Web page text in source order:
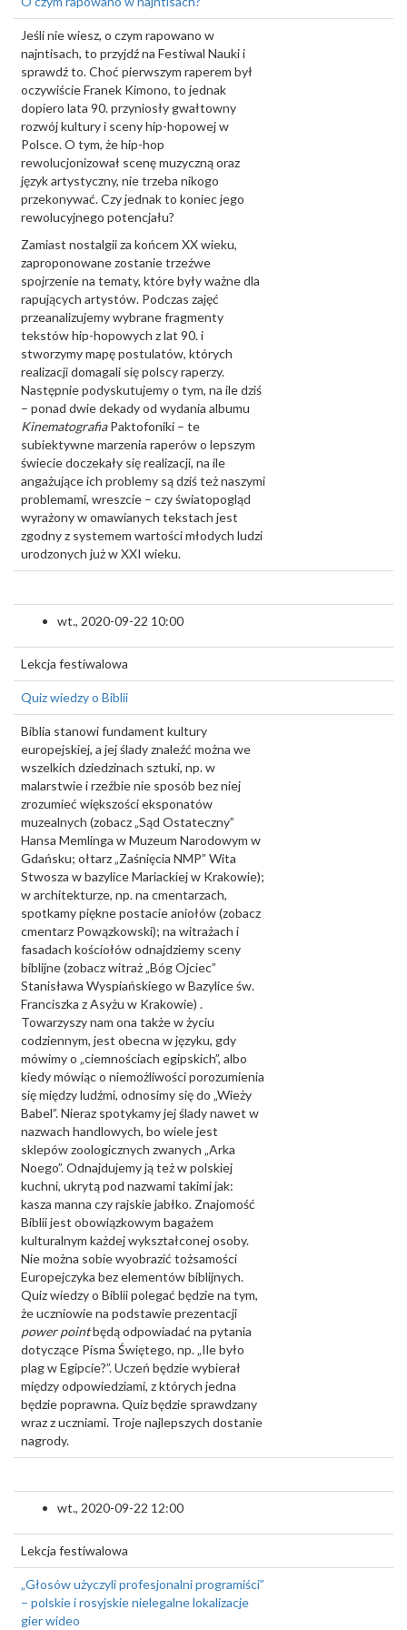
Jeśli nie wiesz, o czym rapowano w
najntisach, to przyjdź na Festiwal Nauki i
sprawdź to. Choć pierwszym raperem był
oczywiście Franek Kimono, to jednak
dopiero lata 90. przyniosły gwałtowny
rozwój kultury i sceny hip-hopowej w
Polsce. O tym, że hip-hop
rewolucjonizował scenę muzyczną oraz
język artystyczny, nie trzeba nikogo
przekonywać. Czy jednak to koniec jego
rewolucyjnego potencjału?
Zamiast nostalgii za końcem XX wieku,
zaproponowane zostanie trzeźwe
spojrzenie na tematy, które były ważne dla
rapujących artystów. Podczas zajęć
przeanalizujemy wybrane fragmenty
tekstów hip-hopowych z lat 90. i
stworzymy mapę postulatów, których
realizacji domagali się polscy raperzy.
Następnie podyskutujemy o tym, na ile dziś
– ponad dwie dekady od wydania albumu
KinematografiaPaktofoniki – te
subiektywne marzenia raperów o lepszym
świecie doczekały się realizacji, na ile
angażujące ich problemy są dziś też naszymi
problemami, wreszcie – czy światopogląd
wyrażony w omawianych tekstach jest
zgodny z systemem wartości młodych ludzi
urodzonych już w XXI wieku.
wt., 2020-09-22 10:00
Lekcja festiwalowa
Quiz wiedzy o Biblii
Biblia stanowi fundament kultury
europejskiej, a jej ślady znaleźć można we
wszelkich dziedzinach sztuki, np. w
malarstwie i rzeźbie nie sposób bez niej
zrozumieć większości eksponatów
muzealnych (zobacz „Sąd Ostateczny”
Hansa Memlinga w Muzeum Narodowym w
Gdańsku; ołtarz „Zaśnięcia NMP” Wita
Stwosza w bazylice Mariackiej w Krakowie);
w architekturze, np. na cmentarzach,
spotkamy piękne postacie aniołów (zobacz
cmentarz Powązkowski); na witrażach i
fasadach kościołów odnajdziemy sceny
biblijne (zobacz witraż „Bóg Ojciec”
Stanisława Wyspiańskiego w Bazylice św.
Franciszka z Asyżu w Krakowie) .
Towarzyszy nam ona także w życiu
codziennym, jest obecna w języku, gdy
mówimy o „ciemnościach egipskich”, albo
kiedy mówiąc o niemożliwości porozumienia
się między ludźmi, odnosimy się do „Wieży
Babel”. Nieraz spotykamy jej ślady nawet w
nazwach handlowych, bo wiele jest
sklepów zoologicznych zwanych „Arka
Noego”. Odnajdujemy ją też w polskiej
kuchni, ukrytą pod nazwami takimi jak:
kasza manna czy rajskie jabłko. Znajomość
Biblii jest obowiązkowym bagażem
kulturalnym każdej wykształconej osoby.
Nie można sobie wyobrazić tożsamości
Europejczyka bez elementów biblijnych.
Quiz wiedzy o Biblii polegać będzie na tym,
że uczniowie na podstawie prezentacji
power pointbędą odpowiadać na pytania
dotyczące Pisma Świętego, np. „Ile było
plag w Egipcie?”. Uczeń będzie wybierał
między odpowiedziami, z których jedna
będzie poprawna. Quiz będzie sprawdzany
wraz z uczniami. Troje najlepszych dostanie
nagrody.
wt., 2020-09-22 12:00
Lekcja festiwalowa
„Głosów użyczyli profesjonalni programiści”
– polskie i rosyjskie nielegalne lokalizacje
gier wideo